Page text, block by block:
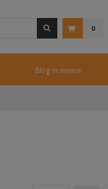
0
Blog in novice